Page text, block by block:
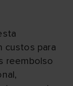
custos para
reembolso